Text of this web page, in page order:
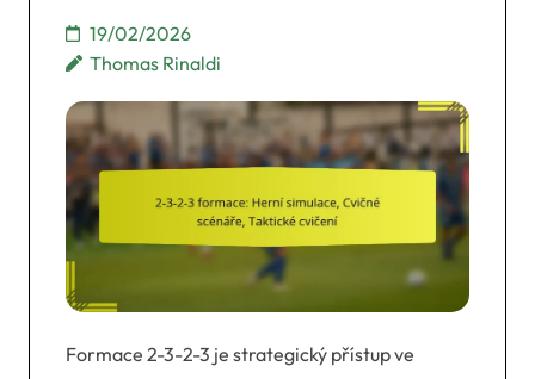
19/02/2026
Thomas Rinaldi
Formace 2-3-2-3 je strategický přístup ve